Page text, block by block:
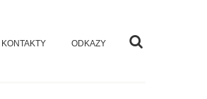
KONTAKTY ODKAZY